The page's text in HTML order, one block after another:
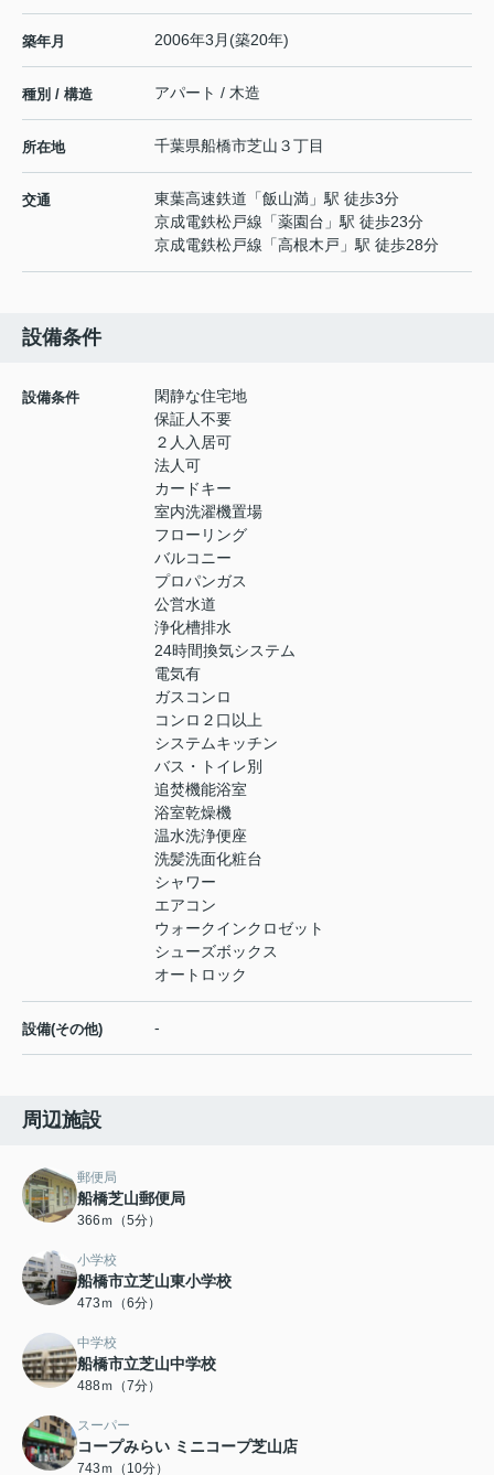
築年月 2006年3月(築20年)
種別 / 構造 アパート / 木造
所在地 千葉県船橋市芝山 ３丁目
交通 東葉高速鉄道 「飯山満 」駅 徒歩3分
京成電鉄松戸線 「薬園台 」駅 徒歩23分
京成電鉄松戸線 「高根木戸 」駅 徒歩28分
設備条件
設備条件
閑静な住宅地
保証人不要
２人入居可
法人可
カードキー
室内洗濯機置場
フローリング
バルコニー
プロパンガス
公営水道
浄化槽排水
24時間換気システム
電気有
ガスコンロ
コンロ２口以上
システムキッチン
バス・トイレ別
追焚機能浴室
浴室乾燥機
温水洗浄便座
洗髪洗面化粧台
シャワー
エアコン
ウォークインクロゼット
シューズボックス
オートロック
設備(その他) -
周辺施設
郵便局
船橋芝山郵便局
366ｍ（5分）
小学校
船橋市立芝山東小学校
473ｍ（6分）
中学校
船橋市立芝山中学校
488ｍ（7分）
スーパー
コープみらい ミニコープ芝山店
743ｍ（10分）